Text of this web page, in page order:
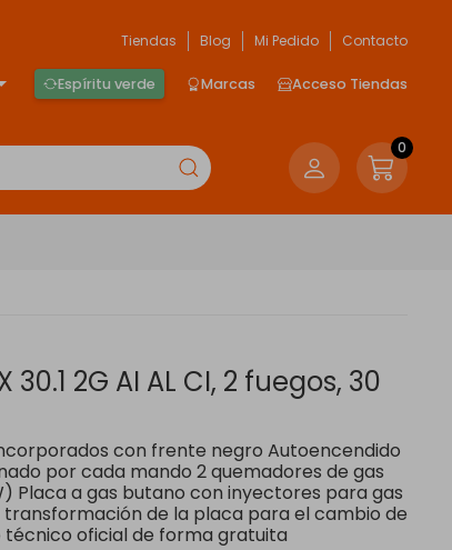
Tiendas
Blog Mi Pedido Contacto
Espíritu verde Marcas Acceso Tiendas
0
30.1 2G AI AL CI, 2 fuegos, 30
con frente negro Autoencendido
por cada mando 2 quemadores de gas
Placa a gas butano con inyectores para gas
transformación de la placa para el cambio de
técnico oficial de forma gratuita